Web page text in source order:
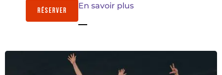
RÉSERVER En savoir plus